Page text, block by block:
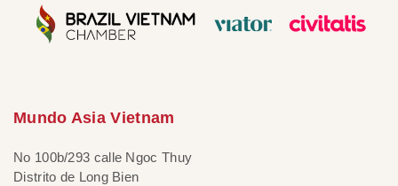
Mundo Asia Vietnam
No 100b/293 calle Ngoc Thuy
Distrito de Long Bien